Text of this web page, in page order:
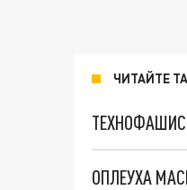
ЧИТАЙТЕ
ОПЛЕУХА